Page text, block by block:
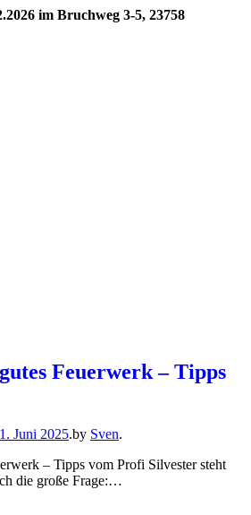
im Bruchweg 3-5, 23758
Feuerwerk – Tipps
Juni 2025.by Sven.
– Tipps vom Profi Silvester steht
die große Frage:…